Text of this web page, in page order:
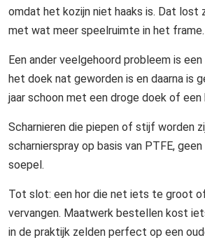
omdat het kozijn niet haaks is. Dat lost
met wat meer speelruimte in het frame.
Een ander veelgehoord probleem is
het doek nat geworden is en daarna is
jaar schoon met een droge doek of een
Scharnieren die piepen of stijf worden
scharnierspray op basis van PTFE,
soepel.
Tot slot: een hor die net iets te groot
vervangen. Maatwerk bestellen kost
in de praktijk zelden perfect op een